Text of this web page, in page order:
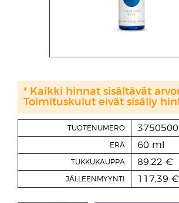
TUOTENUMERO 3750500
ERÄ 60 ml
TUKKUKAUPPA 89,22 €
JÄLLEENMYYNTI 117,39 €
* Kaikki hinnat sisältävät
Toimituskulut eivät sisälly